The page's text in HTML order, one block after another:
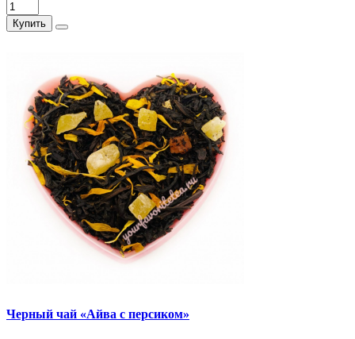
Купить
Черный чай «Айва с персиком»